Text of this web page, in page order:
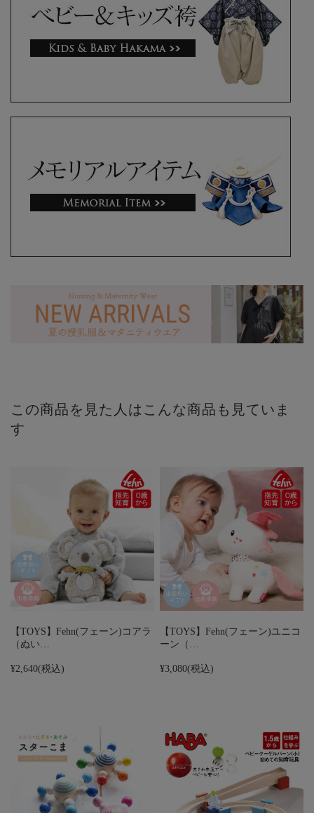
この商品を見た人はこんな商品も見ていま
す
【TOYS】Fehn(フェーン)コアラ
（ぬい…
¥2,640(税込)
【TOYS】Fehn(フェーン)ユニコ
ーン（…
¥3,080(税込)